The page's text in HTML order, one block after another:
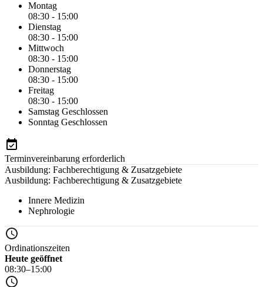
Montag
08:30 - 15:00
Dienstag
08:30 - 15:00
Mittwoch
08:30 - 15:00
Donnerstag
08:30 - 15:00
Freitag
08:30 - 15:00
Samstag Geschlossen
Sonntag Geschlossen
Terminvereinbarung erforderlich
Ausbildung: Fachberechtigung & Zusatzgebiete
Ausbildung: Fachberechtigung & Zusatzgebiete
Innere Medizin
Nephrologie
Ordinationszeiten
Heute geöffnet
08:30–15:00